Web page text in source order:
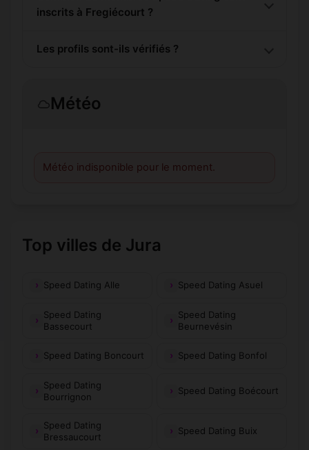
inscrits à Fregiécourt ?
Les profils sont-ils vérifiés ?
Météo
Météo indisponible pour le moment.
Top villes de Jura
Speed Dating Alle Speed Dating Asuel
Speed Dating
Bassecourt
Speed Dating
Beurnevésin
Speed Dating Boncourt Speed Dating Bonfol
Speed Dating
Bourrignon
Speed Dating Boécourt
Speed Dating
Bressaucourt
Speed Dating Buix